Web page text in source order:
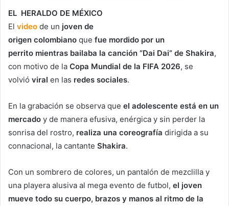
EL HERALDO DE MÉXICO
El video de un joven de
origen colombiano que fue mordido por un
perrito mientras bailaba la canción “Dai Dai” de Shakira,
con motivo de la Copa Mundial de la FIFA 2026, se
volvió viral en las redes sociales.
En la grabación se observa que el adolescente está en un
mercado y de manera efusiva, enérgica y sin perder la
sonrisa del rostro, realiza una coreografía dirigida a su
connacional, la cantante Shakira.
Con un sombrero de colores, un pantalón de mezclilla y
una playera alusiva al mega evento de futbol, el joven
mueve todo su cuerpo, brazos y manos al ritmo de la